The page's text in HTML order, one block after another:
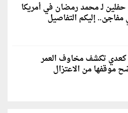
حفلين لـ محمد رمضان في أمريكا
إليكم التفاصيل
كعدي تكشف مخاوف العمر
موقفها من الاعتزال